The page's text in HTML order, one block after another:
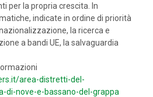
per la propria crescita. In
indicate in ordine di priorità
la ricerca e
a bandi UE, la salvaguardia
area-distretti-del-
di-nove-e-bassano-del-grappa